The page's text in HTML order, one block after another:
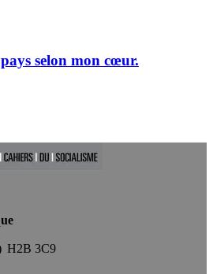
selon mon cœur.
H2B 3C9